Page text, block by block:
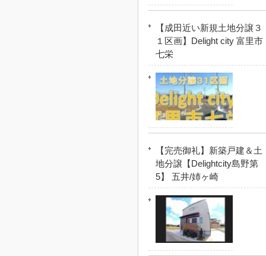
【成田近い新規土地分譲３
１区画】Delight city 富里市
七栄
【完売御礼】新築戸建＆土
地分譲【Delightcity島野第
5】 五井/姉ヶ崎